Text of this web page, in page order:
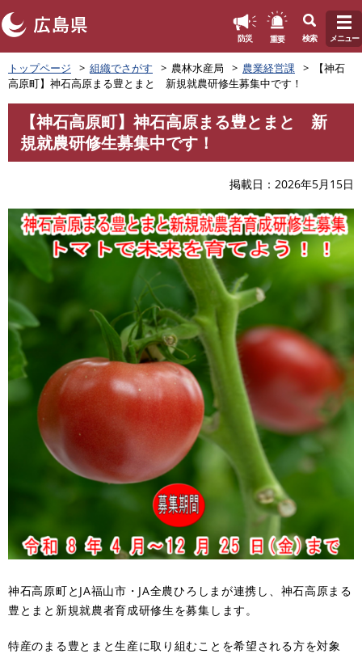
ペ
ー
ジ
の
で
防災 重要 検索 メニュー
トップページ 組織でさがす 農林水産局 農業経営課
【神石
高原町】神石高原まる豊とまと 新規就農研修生募集中です！
【神石高原町】神石高原まる豊とまと 新
規就農研修生募集中です！
掲載日 2026年5月15日
神石高原町とJA福山市・JA全農ひろしまが連携し、神石高原まる
豊とまと新規就農者育成研修生を募集します。
特産のまる豊とまと生産に取り組むことを希望される方を対象